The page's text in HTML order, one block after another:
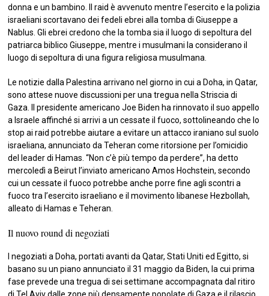
donna e un bambino. Il raid è avvenuto mentre l’esercito e la polizia
israeliani scortavano dei fedeli ebrei alla tomba di Giuseppe a
Nablus. Gli ebrei credono che la tomba sia il luogo di sepoltura del
patriarca biblico Giuseppe, mentre i musulmani la considerano il
luogo di sepoltura di una figura religiosa musulmana.
Le notizie dalla Palestina arrivano nel giorno in cui a Doha, in Qatar,
sono attese nuove discussioni per una tregua nella Striscia di
Gaza. Il presidente americano Joe Biden ha rinnovato il suo appello
a Israele affinché si arrivi a un cessate il fuoco, sottolineando che lo
stop ai raid potrebbe aiutare a evitare un attacco iraniano sul suolo
israeliana, annunciato da Teheran come ritorsione per l’omicidio
del leader di Hamas. “Non c’è più tempo da perdere”, ha detto
mercoledì a Beirut l’inviato americano Amos Hochstein, secondo
cui un cessate il fuoco potrebbe anche porre fine agli scontri a
fuoco tra l’esercito israeliano e il movimento libanese Hezbollah,
alleato di Hamas e Teheran.
Il nuovo round di negoziati
I negoziati a Doha, portati avanti da Qatar, Stati Uniti ed Egitto, si
basano su un piano annunciato il 31 maggio da Biden, la cui prima
fase prevede una tregua di sei settimane accompagnata dal ritiro